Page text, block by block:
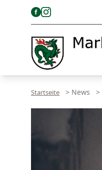
Startseite > News >